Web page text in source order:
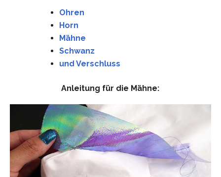
Ohren
Horn
Mähne
Schwanz
und Verschluss
Anleitung für die Mähne: